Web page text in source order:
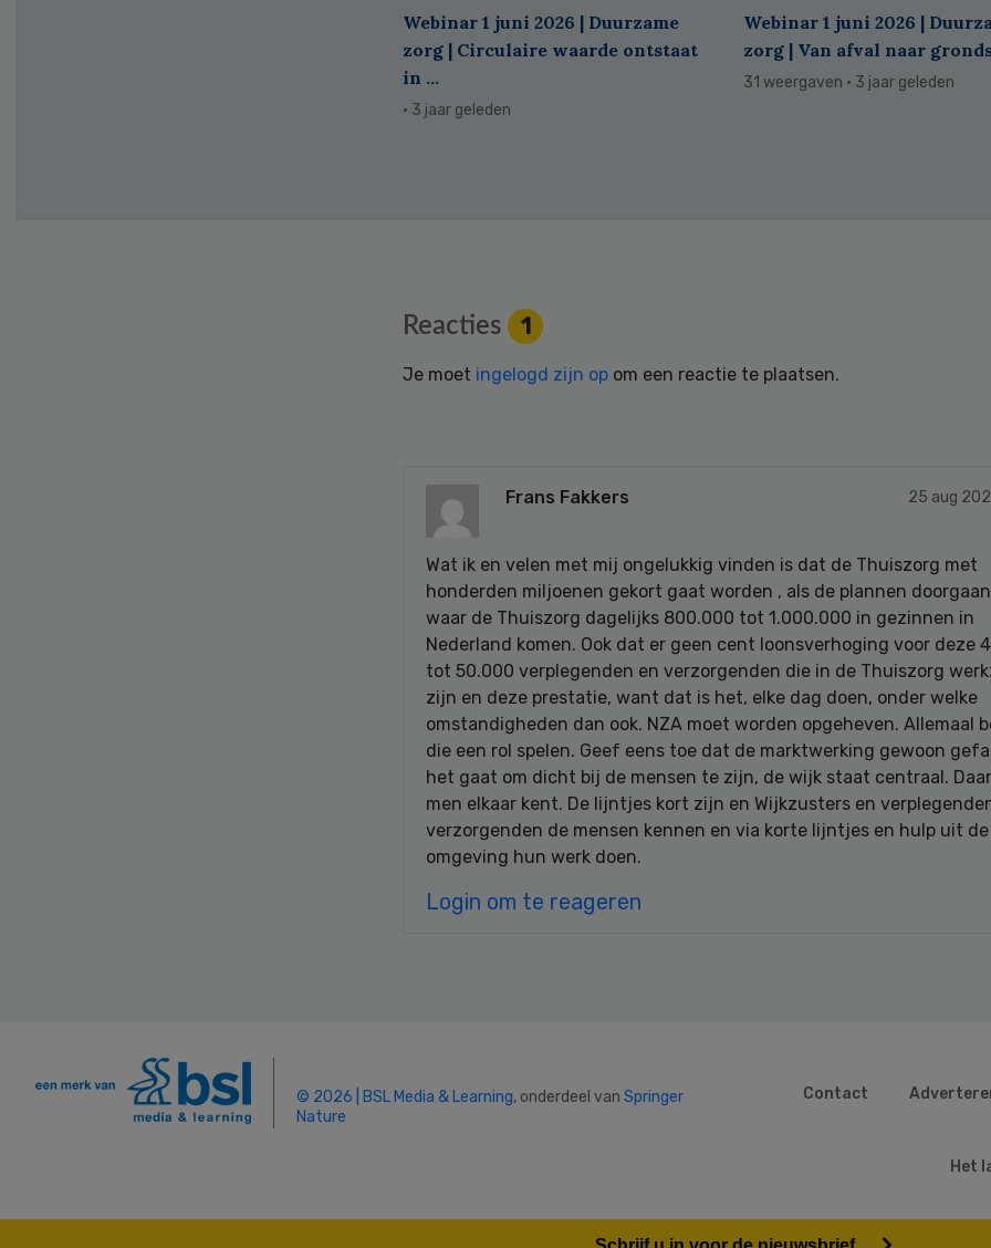
Webinar 1 juni 2026 | Duurzame
zorg | Circulaire waarde ontstaat
in ...
· 3 jaar geleden
Webinar 1 juni 2026 |
zorg | Van afval naar
31 weergaven · 3 jaar geleden
Reacties 1
Je moet ingelogd zijn op om een reactie te plaatsen.
Frans Fakkers 25 aug
Wat ik en velen met mij ongelukkig vinden is dat de Thuiszorg met
honderden miljoenen gekort gaat worden , als de plannen
waar de Thuiszorg dagelijks 800.000 tot 1.000.000 in gezinnen in
Nederland komen. Ook dat er geen cent loonsverhoging voor deze
tot 50.000 verplegenden en verzorgenden die in de Thuiszorg
zijn en deze prestatie, want dat is het, elke dag doen, onder welke
omstandigheden dan ook. NZA moet worden opgeheven. Allemaal
die een rol spelen. Geef eens toe dat de marktwerking gewoon
het gaat om dicht bij de mensen te zijn, de wijk staat centraal.
men elkaar kent. De lijntjes kort zijn en Wijkzusters en
verzorgenden de mensen kennen en via korte lijntjes en hulp uit
omgeving hun werk doen.
Login om te reageren
© 2026 | BSL Media & Learning, onderdeel van Springer
Nature
Contact
Het